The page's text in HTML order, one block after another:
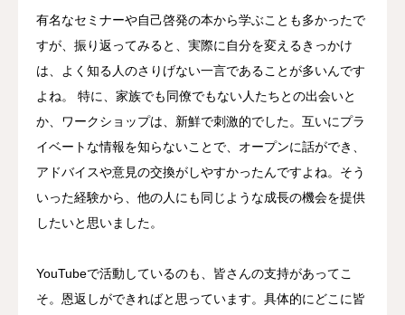
有名なセミナーや自己啓発の本から学ぶことも多かったで
すが、振り返ってみると、実際に自分を変えるきっかけ
は、よく知る人のさりげない一言であることが多いんです
よね。 特に、家族でも同僚でもない人たちとの出会いと
か、ワークショップは、新鮮で刺激的でした。互いにプラ
イベートな情報を知らないことで、オープンに話ができ、
アドバイスや意見の交換がしやすかったんですよね。そう
いった経験から、他の人にも同じような成長の機会を提供
したいと思いました。
YouTubeで活動しているのも、皆さんの支持があってこ
そ。恩返しができればと思っています。具体的にどこに皆